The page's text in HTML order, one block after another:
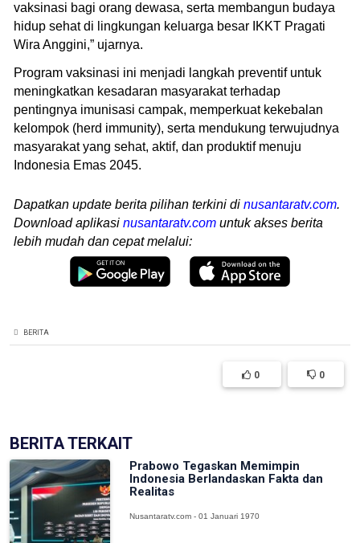
vaksinasi bagi orang dewasa, serta membangun budaya
hidup sehat di lingkungan keluarga besar IKKT Pragati
Wira Anggini,” ujarnya.
Program vaksinasi ini menjadi langkah preventif untuk
meningkatkan kesadaran masyarakat terhadap
pentingnya imunisasi campak, memperkuat kekebalan
kelompok (herd immunity), serta mendukung terwujudnya
masyarakat yang sehat, aktif, dan produktif menuju
Indonesia Emas 2045.
Dapatkan update berita pilihan terkini di nusantaratv.com.
Download aplikasi nusantaratv.com untuk akses berita
lebih mudah dan cepat melalui:
BERITA
0 0
BERITA TERKAIT
Prabowo Tegaskan Memimpin
Indonesia Berlandaskan Fakta dan
Realitas
Nusantaratv.com - 01 Januari 1970